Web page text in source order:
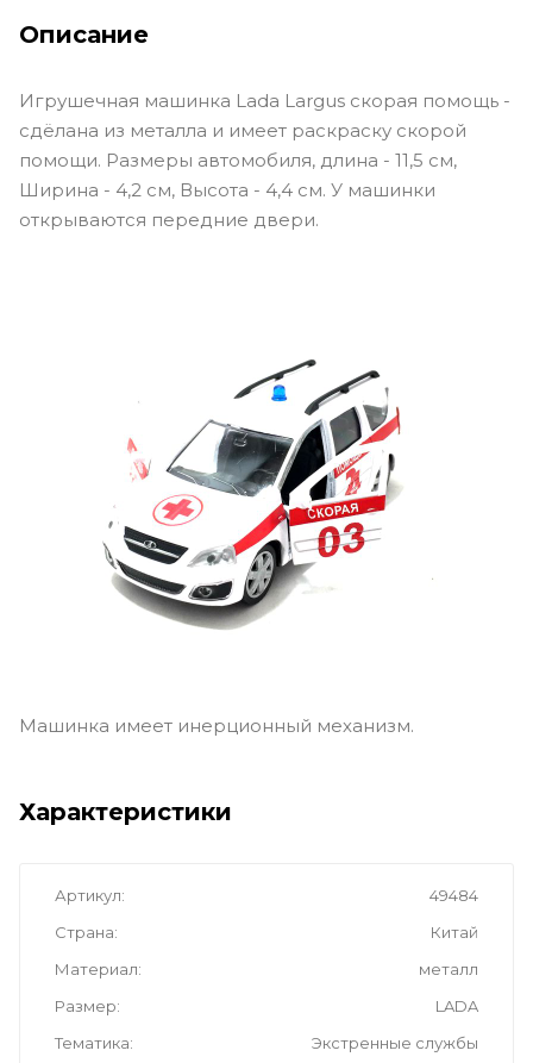
Описание
Игрушечная машинка Lada Largus скорая помощь -
сдёлана из металла и имеет раскраску скорой
помощи. Размеры автомобиля, длина - 11,5 см,
Ширина - 4,2 см, Высота - 4,4 см. У машинки
открываются передние двери.
Машинка имеет инерционный механизм.
Характеристики
Артикул
49484
Страна
Китай
Материал
металл
Размер
LADA
Тематика
Экстренные службы